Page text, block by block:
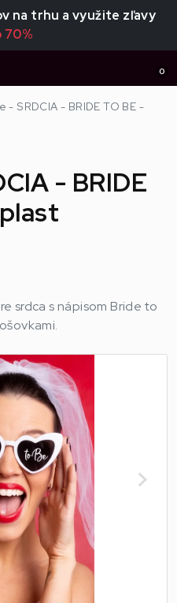
na trhu a využite zľavy
70%
0
- SRDCIA - BRIDE TO BE -
- BRIDE
srdca s nápisom Bride to